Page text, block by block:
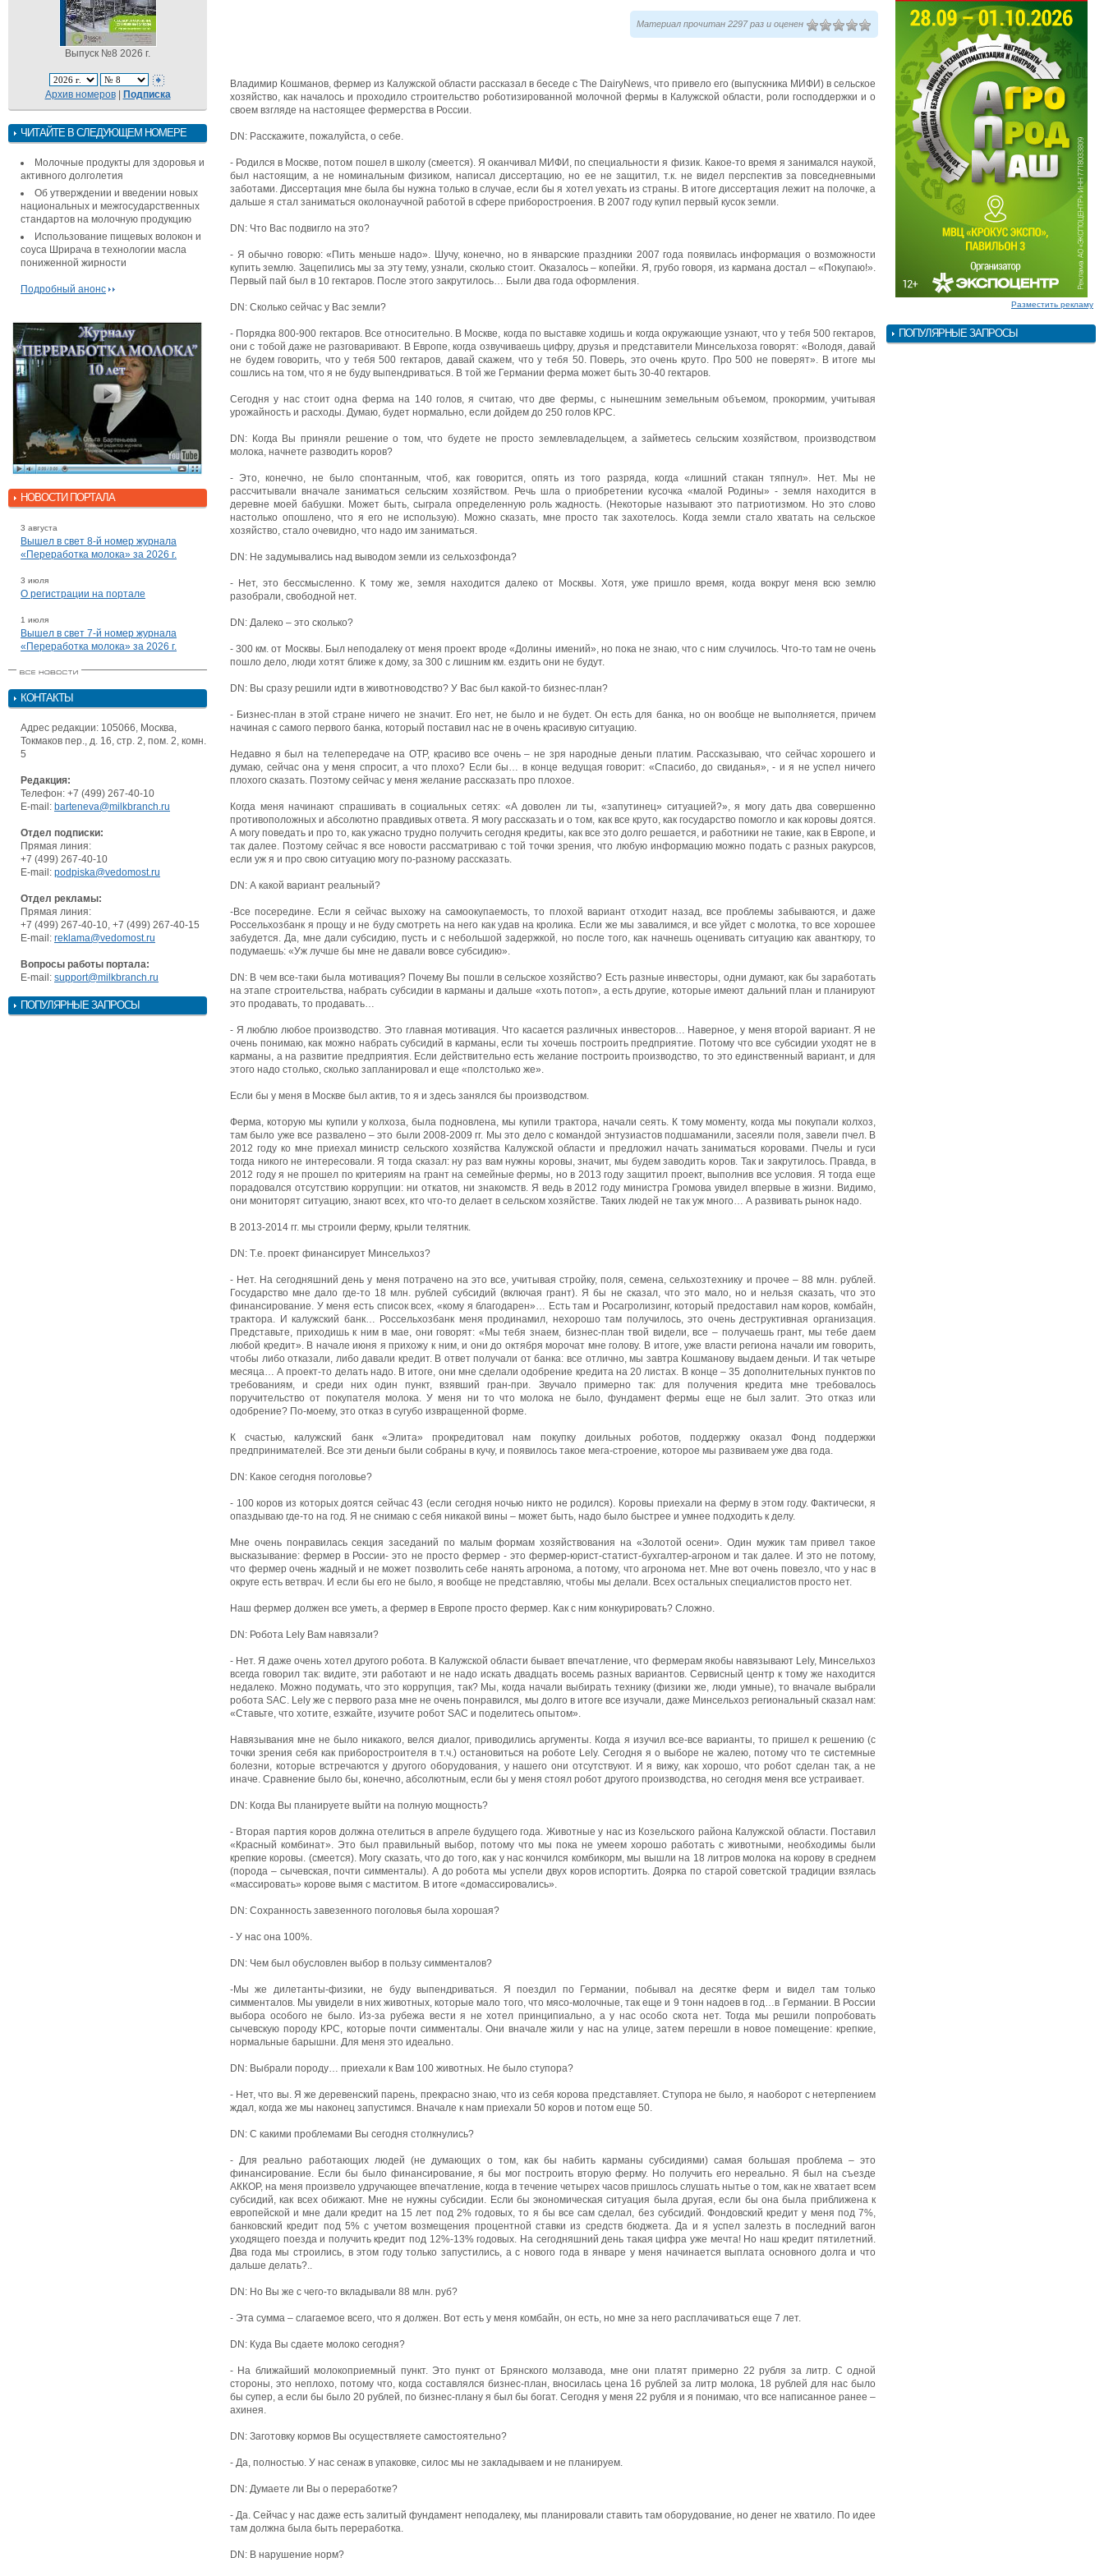
Выпуск №8 2026 г.
Архив номеров| Подписка
ЧИТАЙТЕ В СЛЕДУЮЩЕМ НОМЕРЕ
Молочные продукты для здоровья и
активного долголетия
Об утверждении и введении новых
национальных и межгосударственных
стандартов на молочную продукцию
Использование пищевых волокон и
соуса Шрирача в технологии масла
пониженной жирности
Подробный анонс
НОВОСТИ ПОРТАЛА
3 августа
Вышел в свет 8-й номер журнала
«Переработка молока» за 2026 г.
3 июля
О регистрации на портале
1 июля
Вышел в свет 7-й номер журнала
«Переработка молока» за 2026 г.
КОНТАКТЫ
Адрес редакции: 105066, Москва,
Токмаков пер., д. 16, стр. 2, пом. 2, комн.
5
Редакция:
Телефон: +7 (499) 267-40-10
E-mail: barteneva@milkbranch.ru
Отдел подписки:
Прямая линия:
+7 (499) 267-40-10
E-mail: podpiska@vedomost.ru
Отдел рекламы:
Прямая линия:
+7 (499) 267-40-10, +7 (499) 267-40-15
E-mail: reklama@vedomost.ru
Вопросы работы портала:
E-mail: support@milkbranch.ru
ПОПУЛЯРНЫЕ ЗАПРОСЫ
Материал прочитан 2297 раз и оценен
Владимир Кошманов, фермер из Калужской области рассказал в беседе с The DairyNews, что привело его (выпускника МИФИ) в сельское
хозяйство, как началось и проходило строительство роботизированной молочной фермы в Калужской области, роли господдержки и о
своем взгляде на настоящее фермерства в России.
DN: Расскажите, пожалуйста, о себе.
- Родился в Москве, потом пошел в школу (смеется). Я оканчивал МИФИ, по специальности я физик. Какое-то время я занимался наукой,
был настоящим, а не номинальным физиком, написал диссертацию, но ее не защитил, т.к. не видел перспектив за повседневными
заботами. Диссертация мне была бы нужна только в случае, если бы я хотел уехать из страны. В итоге диссертация лежит на полочке, а
дальше я стал заниматься околонаучной работой в сфере приборостроения. В 2007 году купил первый кусок земли.
DN: Что Вас подвигло на это?
- Я обычно говорю: «Пить меньше надо». Шучу, конечно, но в январские праздники 2007 года появилась информация о возможности
купить землю. Зацепились мы за эту тему, узнали, сколько стоит. Оказалось – копейки. Я, грубо говоря, из кармана достал – «Покупаю!».
Первый пай был в 10 гектаров. После этого закрутилось… Были два года оформления.
DN: Сколько сейчас у Вас земли?
- Порядка 800-900 гектаров. Все относительно. В Москве, когда по выставке ходишь и когда окружающие узнают, что у тебя 500 гектаров,
они с тобой даже не разговаривают. В Европе, когда озвучиваешь цифру, друзья и представители Минсельхоза говорят: «Володя, давай
не будем говорить, что у тебя 500 гектаров, давай скажем, что у тебя 50. Поверь, это очень круто. Про 500 не поверят». В итоге мы
сошлись на том, что я не буду выпендриваться. В той же Германии ферма может быть 30-40 гектаров.
Сегодня у нас стоит одна ферма на 140 голов, я считаю, что две фермы, с нынешним земельным объемом, прокормим, учитывая
урожайность и расходы. Думаю, будет нормально, если дойдем до 250 голов КРС.
DN: Когда Вы приняли решение о том, что будете не просто землевладельцем, а займетесь сельским хозяйством, производством
молока, начнете разводить коров?
- Это, конечно, не было спонтанным, чтоб, как говорится, опять из того разряда, когда «лишний стакан тяпнул». Нет. Мы не
рассчитывали вначале заниматься сельским хозяйством. Речь шла о приобретении кусочка «малой Родины» - земля находится в
деревне моей бабушки. Может быть, сыграла определенную роль жадность. (Некоторые называют это патриотизмом. Но это слово
настолько опошлено, что я его не использую). Можно сказать, мне просто так захотелось. Когда земли стало хватать на сельское
хозяйство, стало очевидно, что надо им заниматься.
DN: Не задумывались над выводом земли из сельхозфонда?
- Нет, это бессмысленно. К тому же, земля находится далеко от Москвы. Хотя, уже пришло время, когда вокруг меня всю землю
разобрали, свободной нет.
DN: Далеко – это сколько?
- 300 км. от Москвы. Был неподалеку от меня проект вроде «Долины имений», но пока не знаю, что с ним случилось. Что-то там не очень
пошло дело, люди хотят ближе к дому, за 300 с лишним км. ездить они не будут.
DN: Вы сразу решили идти в животноводство? У Вас был какой-то бизнес-план?
- Бизнес-план в этой стране ничего не значит. Его нет, не было и не будет. Он есть для банка, но он вообще не выполняется, причем
начиная с самого первого банка, который поставил нас не в очень красивую ситуацию.
Недавно я был на телепередаче на ОТР, красиво все очень – не зря народные деньги платим. Рассказываю, что сейчас хорошего и
думаю, сейчас она у меня спросит, а что плохо? Если бы… в конце ведущая говорит: «Спасибо, до свиданья», - и я не успел ничего
плохого сказать. Поэтому сейчас у меня желание рассказать про плохое.
Когда меня начинают спрашивать в социальных сетях: «А доволен ли ты, «запутинец» ситуацией?», я могу дать два совершенно
противоположных и абсолютно правдивых ответа. Я могу рассказать и о том, как все круто, как государство помогло и как коровы доятся.
А могу поведать и про то, как ужасно трудно получить сегодня кредиты, как все это долго решается, и работники не такие, как в Европе, и
так далее. Поэтому сейчас я все новости рассматриваю с той точки зрения, что любую информацию можно подать с разных ракурсов,
если уж я и про свою ситуацию могу по-разному рассказать.
DN: А какой вариант реальный?
-Все посередине. Если я сейчас выхожу на самоокупаемость, то плохой вариант отходит назад, все проблемы забываются, и даже
Россельхозбанк я прощу и не буду смотреть на него как удав на кролика. Если же мы завалимся, и все уйдет с молотка, то все хорошее
забудется. Да, мне дали субсидию, пусть и с небольшой задержкой, но после того, как начнешь оценивать ситуацию как авантюру, то
подумаешь: «Уж лучше бы мне не давали вовсе субсидию».
DN: В чем все-таки была мотивация? Почему Вы пошли в сельское хозяйство? Есть разные инвесторы, одни думают, как бы заработать
на этапе строительства, набрать субсидии в карманы и дальше «хоть потоп», а есть другие, которые имеют дальний план и планируют
это продавать, то продавать…
- Я люблю любое производство. Это главная мотивация. Что касается различных инвесторов… Наверное, у меня второй вариант. Я не
очень понимаю, как можно набрать субсидий в карманы, если ты хочешь построить предприятие. Потому что все субсидии уходят не в
карманы, а на развитие предприятия. Если действительно есть желание построить производство, то это единственный вариант, и для
этого надо столько, сколько запланировал и еще «полстолько же».
Если бы у меня в Москве был актив, то я и здесь занялся бы производством.
Ферма, которую мы купили у колхоза, была подновлена, мы купили трактора, начали сеять. К тому моменту, когда мы покупали колхоз,
там было уже все развалено – это были 2008-2009 гг. Мы это дело с командой энтузиастов подшаманили, засеяли поля, завели пчел. В
2012 году ко мне приехал министр сельского хозяйства Калужской области и предложил начать заниматься коровами. Пчелы и гуси
тогда никого не интересовали. Я тогда сказал: ну раз вам нужны коровы, значит, мы будем заводить коров. Так и закрутилось. Правда, в
2012 году я не прошел по критериям на грант на семейные фермы, но в 2013 году защитил проект, выполнив все условия. Я тогда еще
порадовался отсутствию коррупции: ни откатов, ни знакомств. Я ведь в 2012 году министра Громова увидел впервые в жизни. Видимо,
они мониторят ситуацию, знают всех, кто что-то делает в сельском хозяйстве. Таких людей не так уж много… А развивать рынок надо.
В 2013-2014 гг. мы строили ферму, крыли телятник.
DN: Т.е. проект финансирует Минсельхоз?
- Нет. На сегодняшний день у меня потрачено на это все, учитывая стройку, поля, семена, сельхозтехнику и прочее – 88 млн. рублей.
Государство мне дало где-то 18 млн. рублей субсидий (включая грант). Я бы не сказал, что это мало, но и нельзя сказать, что это
финансирование. У меня есть список всех, «кому я благодарен»… Есть там и Росагролизинг, который предоставил нам коров, комбайн,
трактора. И калужский банк… Россельхозбанк меня продинамил, нехорошо там получилось, это очень деструктивная организация.
Представьте, приходишь к ним в мае, они говорят: «Мы тебя знаем, бизнес-план твой видели, все – получаешь грант, мы тебе даем
любой кредит». В начале июня я прихожу к ним, и они до октября морочат мне голову. В итоге, уже власти региона начали им говорить,
чтобы либо отказали, либо давали кредит. В ответ получали от банка: все отлично, мы завтра Кошманову выдаем деньги. И так четыре
месяца… А проект-то делать надо. В итоге, они мне сделали одобрение кредита на 20 листах. В конце – 35 дополнительных пунктов по
требованиям, и среди них один пункт, взявший гран-при. Звучало примерно так: для получения кредита мне требовалось
поручительство от покупателя молока. У меня ни то что молока не было, фундамент фермы еще не был залит. Это отказ или
одобрение? По-моему, это отказ в сугубо извращенной форме.
К счастью, калужский банк «Элита» прокредитовал нам покупку доильных роботов, поддержку оказал Фонд поддержки
предпринимателей. Все эти деньги были собраны в кучу, и появилось такое мега-строение, которое мы развиваем уже два года.
DN: Какое сегодня поголовье?
- 100 коров из которых доятся сейчас 43 (если сегодня ночью никто не родился). Коровы приехали на ферму в этом году. Фактически, я
опаздываю где-то на год. Я не снимаю с себя никакой вины – может быть, надо было быстрее и умнее подходить к делу.
Мне очень понравилась секция заседаний по малым формам хозяйствования на «Золотой осени». Один мужик там привел такое
высказывание: фермер в России- это не просто фермер - это фермер-юрист-статист-бухгалтер-агроном и так далее. И это не потому,
что фермер очень жадный и не может позволить себе нанять агронома, а потому, что агронома нет. Мне вот очень повезло, что у нас в
округе есть ветврач. И если бы его не было, я вообще не представляю, чтобы мы делали. Всех остальных специалистов просто нет.
Наш фермер должен все уметь, а фермер в Европе просто фермер. Как с ним конкурировать? Сложно.
DN: Робота Lely Вам навязали?
- Нет. Я даже очень хотел другого робота. В Калужской области бывает впечатление, что фермерам якобы навязывают Lely, Минсельхоз
всегда говорил так: видите, эти работают и не надо искать двадцать восемь разных вариантов. Сервисный центр к тому же находится
недалеко. Можно подумать, что это коррупция, так? Мы, когда начали выбирать технику (физики же, люди умные), то вначале выбрали
робота SAC. Lely же с первого раза мне не очень понравился, мы долго в итоге все изучали, даже Минсельхоз региональный сказал нам:
«Ставьте, что хотите, езжайте, изучите робот SAC и поделитесь опытом».
Навязывания мне не было никакого, велся диалог, приводились аргументы. Когда я изучил все-все варианты, то пришел к решению (с
точки зрения себя как приборостроителя в т.ч.) остановиться на роботе Lely. Сегодня я о выборе не жалею, потому что те системные
болезни, которые встречаются у другого оборудования, у нашего они отсутствуют. И я вижу, как хорошо, что робот сделан так, а не
иначе. Сравнение было бы, конечно, абсолютным, если бы у меня стоял робот другого производства, но сегодня меня все устраивает.
DN: Когда Вы планируете выйти на полную мощность?
- Вторая партия коров должна отелиться в апреле будущего года. Животные у нас из Козельского района Калужской области. Поставил
«Красный комбинат». Это был правильный выбор, потому что мы пока не умеем хорошо работать с животными, необходимы были
крепкие коровы. (смеется). Могу сказать, что до того, как у нас кончился комбикорм, мы вышли на 18 литров молока на корову в среднем
(порода – сычевская, почти симменталы). А до робота мы успели двух коров испортить. Доярка по старой советской традиции взялась
«массировать» корове вымя с маститом. В итоге «домассировались».
DN: Сохранность завезенного поголовья была хорошая?
- У нас она 100%.
DN: Чем был обусловлен выбор в пользу симменталов?
-Мы же дилетанты-физики, не буду выпендриваться. Я поездил по Германии, побывал на десятке ферм и видел там только
симменталов. Мы увидели в них животных, которые мало того, что мясо-молочные, так еще и 9 тонн надоев в год…в Германии. В России
выбора особого не было. Из-за рубежа вести я не хотел принципиально, а у нас особо скота нет. Тогда мы решили попробовать
сычевскую породу КРС, которые почти симменталы. Они вначале жили у нас на улице, затем перешли в новое помещение: крепкие,
нормальные барышни. Для меня это идеально.
DN: Выбрали породу… приехали к Вам 100 животных. Не было ступора?
- Нет, что вы. Я же деревенский парень, прекрасно знаю, что из себя корова представляет. Ступора не было, я наоборот с нетерпением
ждал, когда же мы наконец запустимся. Вначале к нам приехали 50 коров и потом еще 50.
DN: С какими проблемами Вы сегодня столкнулись?
- Для реально работающих людей (не думающих о том, как бы набить карманы субсидиями) самая большая проблема – это
финансирование. Если бы было финансирование, я бы мог построить вторую ферму. Но получить его нереально. Я был на съезде
АККОР, на меня произвело удручающее впечатление, когда в течение четырех часов пришлось слушать нытье о том, как не хватает всем
субсидий, как всех обижают. Мне не нужны субсидии. Если бы экономическая ситуация была другая, если бы она была приближена к
европейской и мне дали кредит на 15 лет под 2% годовых, то я бы все сам сделал, без субсидий. Фондовский кредит у меня под 7%,
банковский кредит под 5% с учетом возмещения процентной ставки из средств бюджета. Да и я успел залезть в последний вагон
уходящего поезда и получить кредит под 12%-13% годовых. На сегодняшний день такая цифра уже мечта! Но наш кредит пятилетний.
Два года мы строились, в этом году только запустились, а с нового года в январе у меня начинается выплата основного долга и что
дальше делать?..
DN: Но Вы же с чего-то вкладывали 88 млн. руб?
- Эта сумма – слагаемое всего, что я должен. Вот есть у меня комбайн, он есть, но мне за него расплачиваться еще 7 лет.
DN: Куда Вы сдаете молоко сегодня?
- На ближайший молокоприемный пункт. Это пункт от Брянского молзавода, мне они платят примерно 22 рубля за литр. С одной
стороны, это неплохо, потому что, когда составлялся бизнес-план, вносилась цена 16 рублей за литр молока, 18 рублей для нас было
бы супер, а если бы было 20 рублей, по бизнес-плану я был бы богат. Сегодня у меня 22 рубля и я понимаю, что все написанное ранее –
ахинея.
DN: Заготовку кормов Вы осуществляете самостоятельно?
- Да, полностью. У нас сенаж в упаковке, силос мы не закладываем и не планируем.
DN: Думаете ли Вы о переработке?
- Да. Сейчас у нас даже есть залитый фундамент неподалеку, мы планировали ставить там оборудование, но денег не хватило. По идее
там должна была быть переработка.
DN: В нарушение норм?
Разместить рекламу
ПОПУЛЯРНЫЕ ЗАПРОСЫ